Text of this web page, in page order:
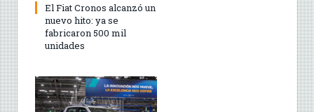
El Fiat Cronos alcanzó un
nuevo hito: ya se
fabricaron 500 mil
unidades